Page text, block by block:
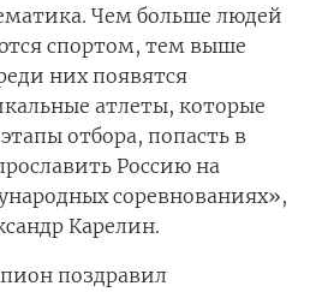
Чем больше людей
спортом, тем выше
них появятся
атлеты, которые
отбора, попасть в
Россию на
соревнованиях»,
Карелин.
поздравил